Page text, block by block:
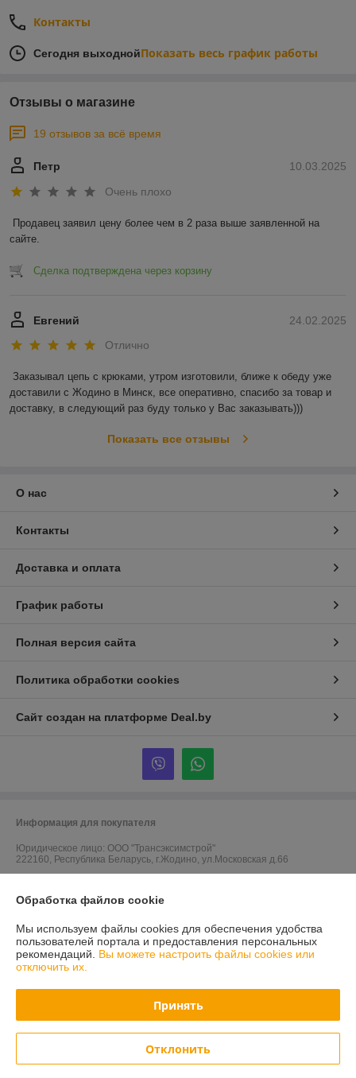
Контакты
Сегодня выходнойПоказать весь график работы
Отзывы о магазине
19 отзывов за всё время
10.03.2025
Петр
Очень плохо
Продавец заявил цену более чем в 2 раза выше заявленной на
сайте.
Сделка подтверждена через корзину
24.02.2025
Евгений
Отлично
Заказывал цепь с крюками, утром изготовили, ближе к обеду уже
доставили с Жодино в Минск, все оперативно, спасибо за товар и
доставку, в следующий раз буду только у Вас заказывать)))
Показать все отзывы
О нас
Контакты
Доставка и оплата
График работы
Полная версия сайта
Политика обработки cookies
Сайт создан на платформе Deal.by
Информация для покупателя
Юридическое лицо: ООО "Трансэксимстрой"
222160, Республика Беларусь, г.Жодино, ул.Московская д.66
Регистрационный орган: Жодинский горисполком
Дата регистрации компании: 05.01.2011
Ссылка на свидетельство/лицензию
Ссылка на свидетельство/лицензию
Ссылка на свидетельство/лицензию
Местонахождение книги жалоб и предложений: ул. Московская, 66
Обработка файлов cookie
Мы используем файлы cookies для обеспечения удобства
пользователей портала и предоставления персональных
рекомендаций. Вы можете настроить файлы cookies или
отключить их.
Принять
Отклонить